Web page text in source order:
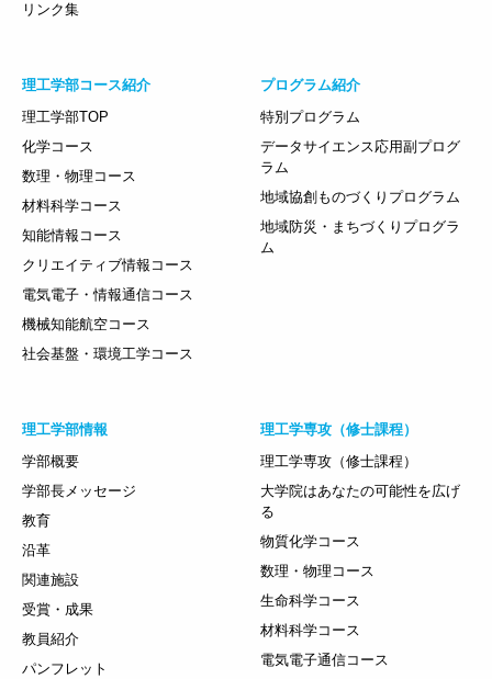
リンク集
理工学部コース紹介
理工学部TOP
化学コース
数理・物理コース
材料科学コース
知能情報コース
クリエイティブ情報コース
電気電子・情報通信コース
機械知能航空コース
社会基盤・環境工学コース
プログラム紹介
特別プログラム
データサイエンス応用副プログ
ラム
地域協創ものづくりプログラム
地域防災・まちづくりプログラ
ム
理工学部情報
学部概要
学部長メッセージ
教育
沿革
関連施設
受賞・成果
教員紹介
パンフレット
理工学専攻（修士課程）
理工学専攻（修士課程）
大学院はあなたの可能性を広げ
る
物質化学コース
数理・物理コース
生命科学コース
材料科学コース
電気電子通信コース